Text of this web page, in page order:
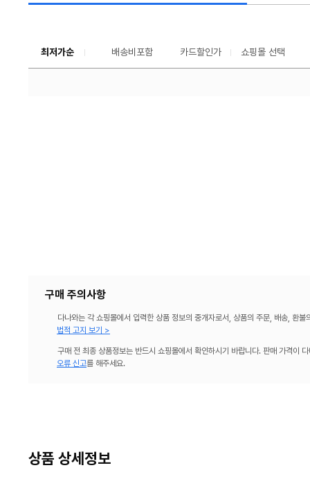
최저가순 배송비포함 카드할인가 쇼핑몰 선택
구매 주의사항
다나와는 각 쇼핑몰에서 입력한 상품 정보의 중개자로서, 상품의 주문, 배송, 환불
법적 고지 보기 >
구매 전 최종 상품정보는 반드시 쇼핑몰에서 확인하시기 바랍니다. 판매 가격이
오류 신고를 해주세요.
상품 상세정보